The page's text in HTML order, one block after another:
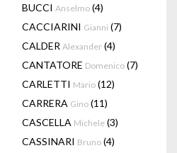
BUCCI Anselmo (4)
CACCIARINI Gianni (7)
CALDER Alexander (4)
CANTATORE Domenico (7)
CARLETTI Mario (12)
CARRERA Gino (11)
CASCELLA Michele (3)
CASSINARI Bruno (4)